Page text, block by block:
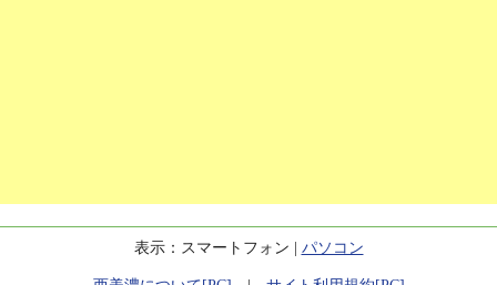
表示：スマートフォン | パソコン